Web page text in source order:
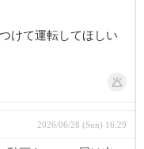
けて運転してほしい
2026/06/28 (Sun) 16:29